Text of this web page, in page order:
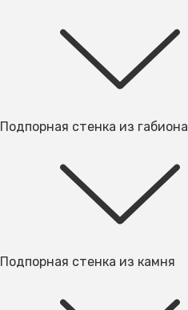
Подпорная стенка из габиона
Подпорная стенка из камня